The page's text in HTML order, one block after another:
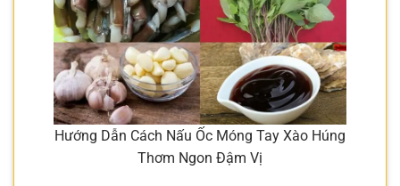
Hướng Dẫn Cách Nấu Ốc Móng Tay Xào Húng
Thơm Ngon Đậm Vị